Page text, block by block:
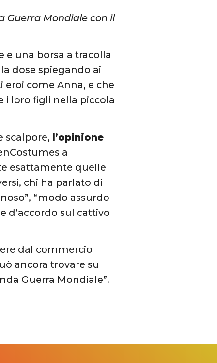
Guerra Mondiale con il
una borsa a tracolla
dose spiegando ai
come Anna, e che
i loro figli nella piccola
scalpore, l’opinione
a
esattamente quelle
chi ha parlato di
“modo assurdo
d’accordo sul cattivo
dal commercio
ancora trovare su
Guerra Mondiale”.